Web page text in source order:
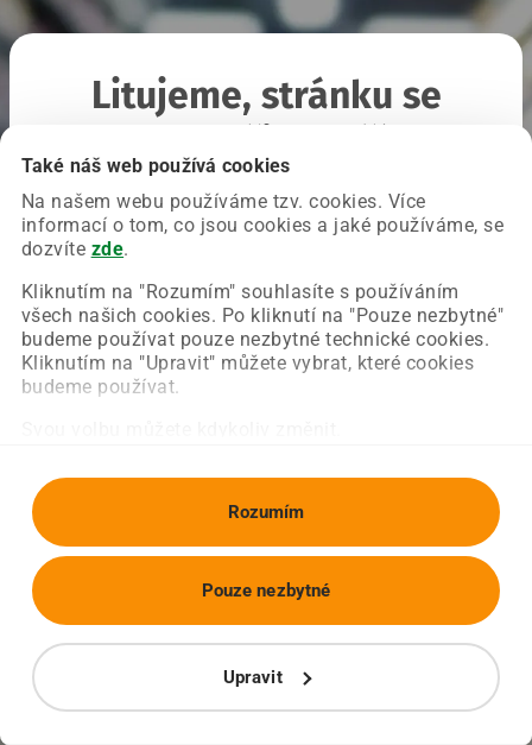
Také náš web používá cookies
Na našem webu používáme tzv. cookies. Více
informací o tom, co jsou cookies a jaké používáme, se
dozvíte zde.
Kliknutím na "Rozumím" souhlasíte s používáním
všech našich cookies. Po kliknutí na "Pouze nezbytné"
budeme používat pouze nezbytné technické cookies.
Kliknutím na "Upravit" můžete vybrat, které cookies
budeme používat.
Rozumím
Upravit
Pouze nezbytné
Litujeme, stránku se
Chyba nastala na naší straně a už ji opravujeme.
Zkuste prosím znovu načíst požadovanou stránku.
Obnovit stránku Úvodní strana